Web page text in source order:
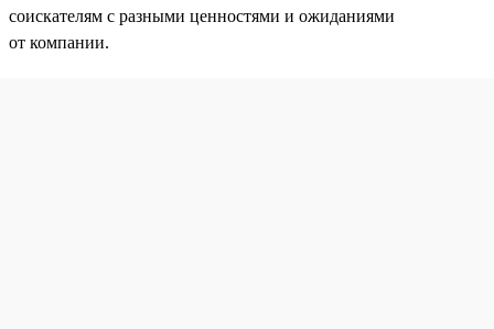
соискателям с разными ценностями и ожиданиями
от компании.